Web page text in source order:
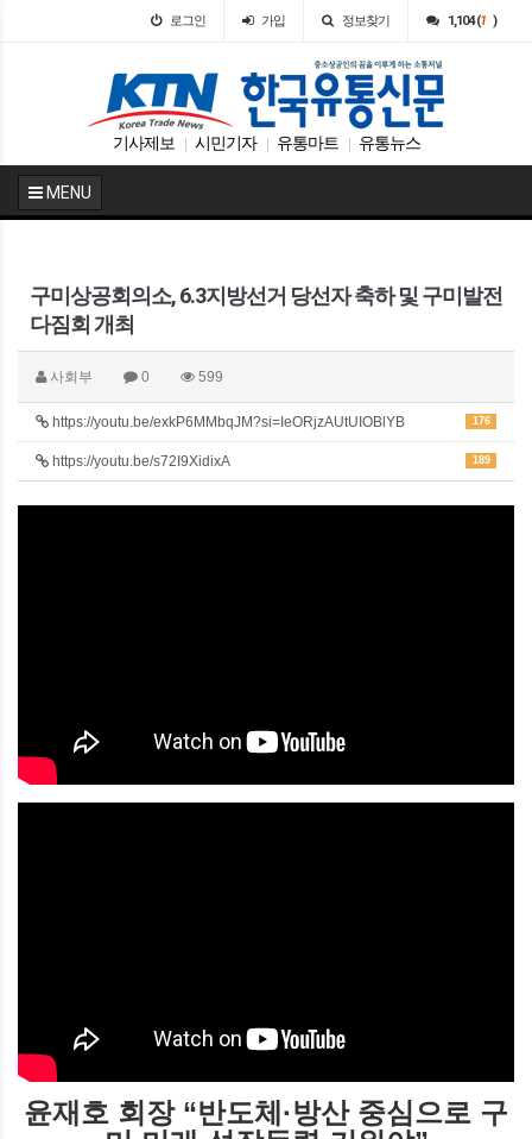
로그인 가입 정보찾기 1,104 (1 )
기사제보 시민기자 유통마트 유통뉴스
MENU
구미상공회의소, 6.3지방선거 당선자 축하 및 구미발전
다짐회 개최
사회부 0 599
176
https://youtu.be/exkP6MMbqJM?si=IeORjzAUtUIOBlYB
189
https://youtu.be/s72I9XidixA
윤재호 회장 “반도체·방산 중심으로 구